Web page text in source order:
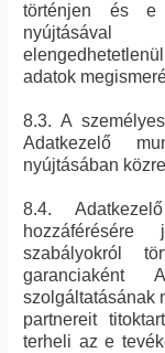
történjen és e
nyújtásával
adatok
8.3. A
Adatkezelő
nyújtásában
8.4.
hozzáférésére
szabályokról
garanciaként
szolgáltatásának
partnereit
terheli az e